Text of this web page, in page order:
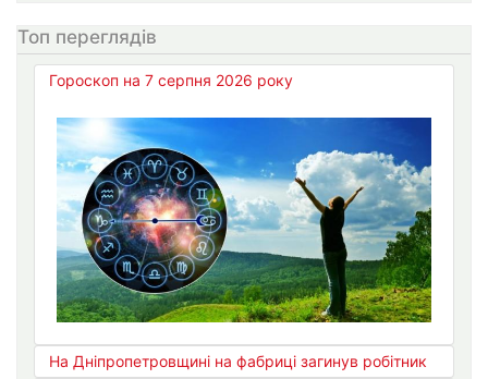
Топ переглядів
Гороскоп на 7 серпня 2026 року
На Дніпропетровщині на фабриці загинув робітник